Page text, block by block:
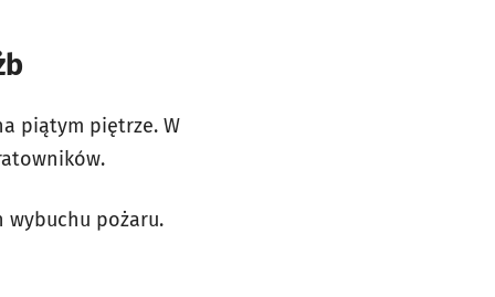
piątym piętrze. W
pożaru.